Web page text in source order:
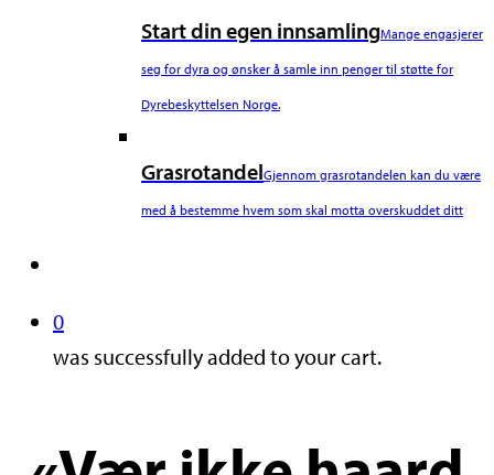
Start din egen innsamlingMange engasjerer
seg for dyra og ønsker å samle inn penger til støtte for
Dyrebeskyttelsen Norge.
GrasrotandelGjennom grasrotandelen kan du være
med å bestemme hvem som skal motta overskuddet ditt
0
was successfully added to your cart.